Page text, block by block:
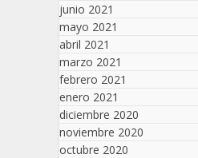
junio 2021
mayo 2021
abril 2021
marzo 2021
febrero 2021
enero 2021
diciembre 2020
noviembre 2020
octubre 2020